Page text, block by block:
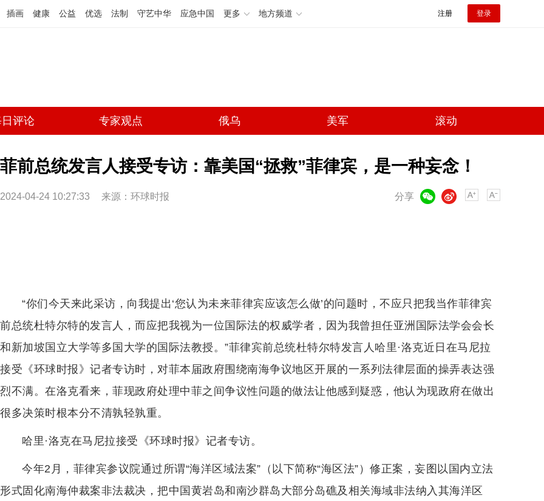
插画 健康 公益 优选 法制 守艺中华 应急中国 更多 地方频道 注册 登录
评论 专家观点 俄乌 美军 滚动
菲前总统发言人接受专访：靠美国“拯救”菲律宾，是一种妄念！
2024-04-24 10:27:33 来源：环球时报 分享
微博
“你们今天来此采访，向我提出‘您认为未来菲律宾应该怎么做’的问题时，不应只把我当作菲律宾
前总统杜特尔特的发言人，而应把我视为一位国际法的权威学者，因为我曾担任亚洲国际法学会会长
和新加坡国立大学等多国大学的国际法教授。”菲律宾前总统杜特尔特发言人哈里·洛克近日在马尼拉
接受《环球时报》记者专访时，对菲本届政府围绕南海争议地区开展的一系列法律层面的操弄表达强
烈不满。在洛克看来，菲现政府处理中菲之间争议性问题的做法让他感到疑惑，他认为现政府在做出
很多决策时根本分不清孰轻孰重。
哈里·洛克在马尼拉接受《环球时报》记者专访。
今年2月，菲律宾参议院通过所谓“海洋区域法案”（以下简称“海区法”）修正案，妄图以国内立法
形式固化南海仲裁案非法裁决，把中国黄岩岛和南沙群岛大部分岛礁及相关海域非法纳入其海洋区